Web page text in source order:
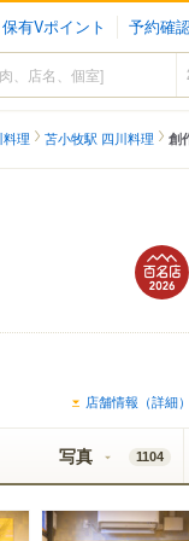
保有Vポイント 予約確
理 苫小牧駅 四川料理 創
店舗情報（詳細）
写真 1104